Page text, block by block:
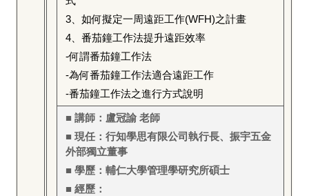
3 、如何擬定一周遠距工作(WFH)之計畫
4 、番茄鐘工作法提升遠距效率
-何謂番茄鐘工作法
-為何番茄鐘工作法適合遠距工作
-番茄鐘工作法之進行方式說明
■ 講師：盧冠諭 老師
■ 現任：行知學思有限公司執行長、振宇五金
外部獨立董事
■ 學歷：輔仁大學管理學研究所碩士
■ 經歷：